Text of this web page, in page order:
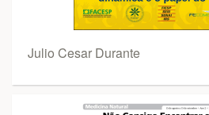
Julio Cesar Durante